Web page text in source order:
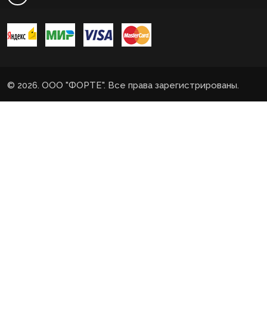
© 2026. ООО "ФОРТЕ". Все права зарегистрированы.